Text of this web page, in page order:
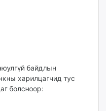
байдлын
харилцагчид тус
болсноор: